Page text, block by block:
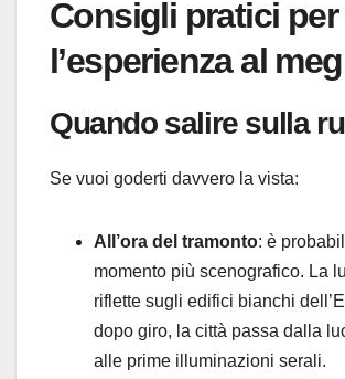
Consigli pratici per
l’esperienza al
Quando salire sulla
Se vuoi goderti davvero la vista:
All’ora del tramonto: è
momento più scenografico. La
riflette sugli edifici bianchi
dopo giro, la città passa dalla
alle prime illuminazioni serali.